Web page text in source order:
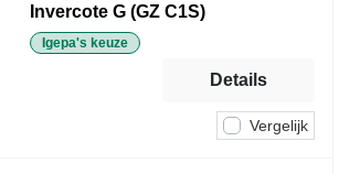
Invercote G (GZ C1S)
Igepa's keuze
Vergelijk
Details